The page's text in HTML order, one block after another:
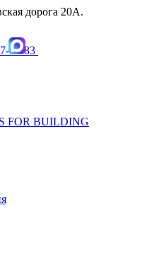
дорога 20А.
97-83
FOR BUILDING